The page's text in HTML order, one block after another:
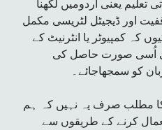
تعلیم یعنی اُردومیں لکھنا
اور ڈیجیٹل لٹریسی مکمل
کہ کمپیوٹر یا انٹرنیٹ کے
اُسی صورت حاصل کی
کو سمجھاجائے۔
کا مطلب صرف یہ نہیں کہ ہم
کرنے کے طریقوں سے